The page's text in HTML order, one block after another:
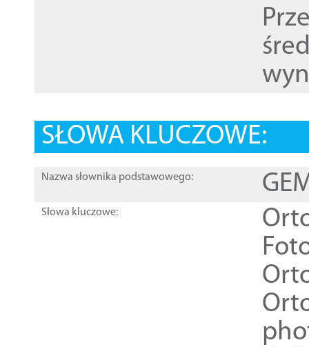
SŁOWA KLUCZOWE:
Nazwa słownika podstawowego:
Słowa kluczowe: